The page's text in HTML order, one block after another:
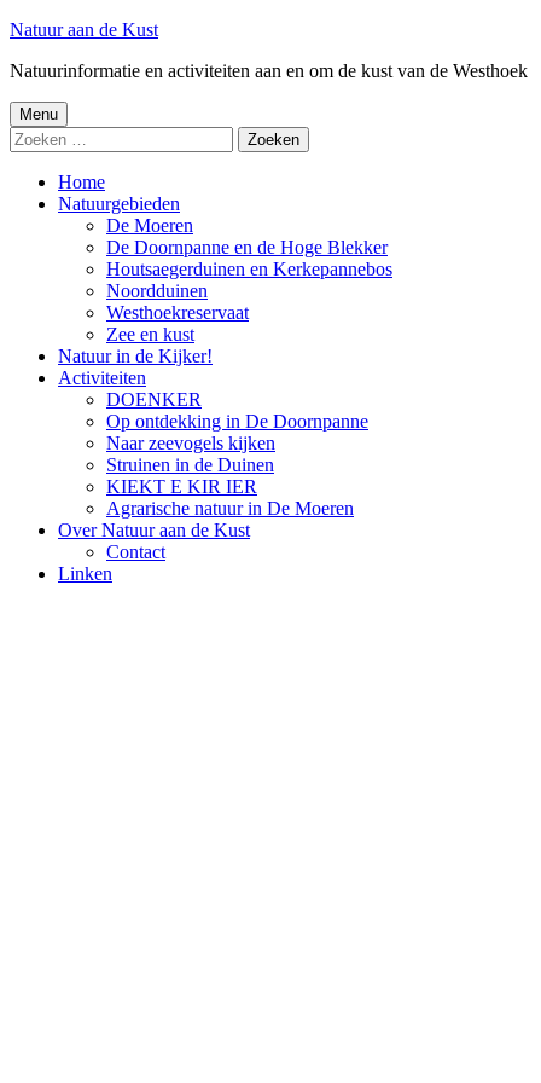
Spring
inhoud
Natuur aan de Kust
Natuurinformatie en activiteiten aan en om de kust van de Westhoek
Primair
menu
Menu
Zoeken
naar:
Home
Natuurgebieden
De Moeren
De Doornpanne en de Hoge Blekker
Houtsaegerduinen en Kerkepannebos
Noordduinen
Westhoekreservaat
Zee en kust
Natuur in de Kijker!
Activiteiten
DOENKER
Op ontdekking in De Doornpanne
Naar zeevogels kijken
Struinen in de Duinen
KIEKT E KIR IER
Agrarische natuur in De Moeren
Over Natuur aan de Kust
Contact
Linken